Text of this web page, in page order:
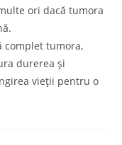
ori dacă tumora
complet tumora,
durerea și
vieții pentru o